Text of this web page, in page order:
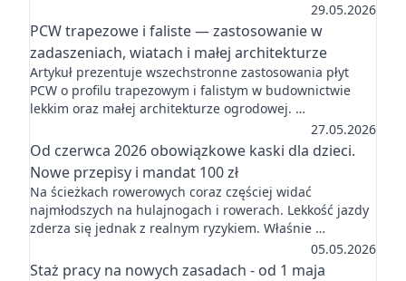
29.05.2026
PCW trapezowe i faliste — zastosowanie w
zadaszeniach, wiatach i małej architekturze
Artykuł prezentuje wszechstronne zastosowania płyt
PCW o profilu trapezowym i falistym w budownictwie
lekkim oraz małej architekturze ogrodowej. …
27.05.2026
Od czerwca 2026 obowiązkowe kaski dla dzieci.
Nowe przepisy i mandat 100 zł
Na ścieżkach rowerowych coraz częściej widać
najmłodszych na hulajnogach i rowerach. Lekkość jazdy
zderza się jednak z realnym ryzykiem. Właśnie …
05.05.2026
Staż pracy na nowych zasadach - od 1 maja